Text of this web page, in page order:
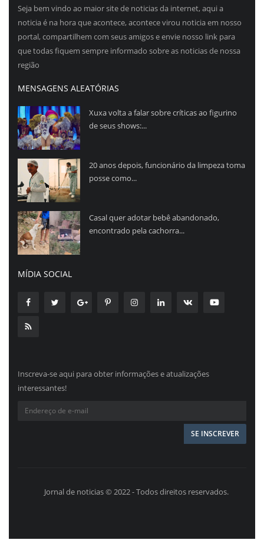
Seja bem vindo ao maior site de noticias da internet, aqui a
noticia é na hora que acontece, acontece virou noticia em nosso
portal, compartilhem com seus amigos e envie nosso link para
que todas fiquem sempre informado sobre as noticias de nossa
região
MENSAGENS ALEATÓRIAS
Xuxa volta a falar sobre críticas ao figurino
de seus shows:...
20 anos depois, funcionário da limpeza toma
posse como...
Casal quer adotar bebê abandonado,
encontrado pela cachorra...
MÍDIA SOCIAL
Inscreva-se aqui para obter informações e atualizações
interessantes!
Jornal de noticias © 2022 - Todos direitos reservados.